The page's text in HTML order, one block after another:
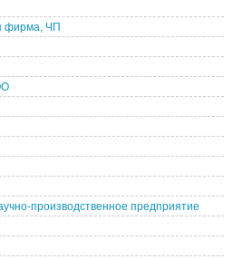
фирма, ЧП
производственное предприятие